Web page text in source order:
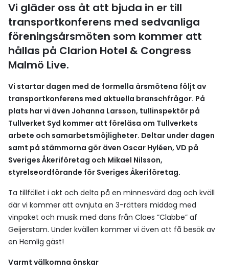
Vi gläder oss åt att bjuda in er till
transportkonferens med sedvanliga
föreningsårsmöten som kommer att
hållas på Clarion Hotel & Congress
Malmö Live.
Vi startar dagen med de formella årsmötena följt av
transportkonferens med aktuella branschfrågor. På
plats har vi även Johanna Larsson, tullinspektör på
Tullverket Syd kommer att föreläsa om Tullverkets
arbete och samarbetsmöjligheter. Deltar under dagen
samt på stämmorna gör även Oscar Hyléen, VD på
Sveriges Åkeriföretag och Mikael Nilsson,
styrelseordförande för Sveriges Åkeriföretag.
Ta tillfället i akt och delta på en minnesvärd dag och kväll
där vi kommer att avnjuta en 3-rätters middag med
vinpaket och musik med dans från Claes ”Clabbe” af
Geijerstam. Under kvällen kommer vi även att få besök av
en Hemlig gäst!
Varmt välkomna önskar